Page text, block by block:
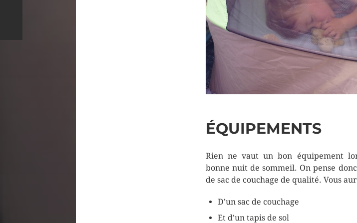
ÉQUIPEMENTS
Rien ne vaut un bon équipement
bonne nuit de sommeil. On pense
de sac de couchage de qualité. Vous
D’un sac de couchage
Et d’un tapis de sol